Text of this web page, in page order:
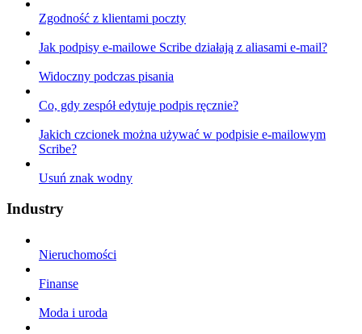
Zgodność z klientami poczty
Jak podpisy e-mailowe Scribe działają z aliasami e-mail?
Widoczny podczas pisania
Co, gdy zespół edytuje podpis ręcznie?
Jakich czcionek można używać w podpisie e-mailowym
Scribe?
Usuń znak wodny
Industry
Nieruchomości
Finanse
Moda i uroda